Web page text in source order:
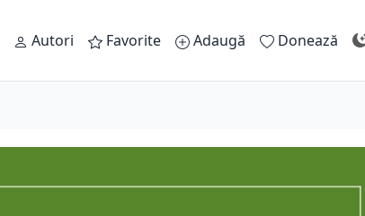
Autori Favorite Adaugă Donează